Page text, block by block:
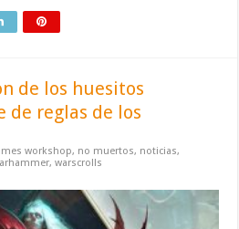
de los huesitos
de reglas de los
workshop, no muertos, noticias,
,warscrolls